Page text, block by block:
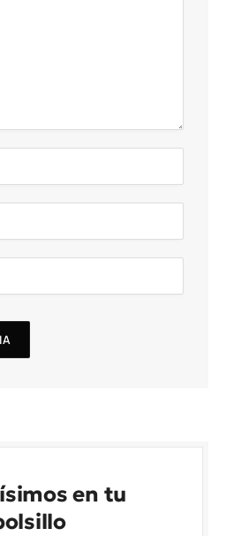
en tu